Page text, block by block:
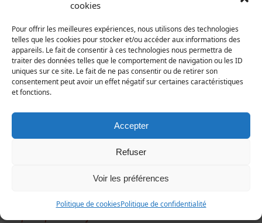
cookies
Pour offrir les meilleures expériences, nous utilisons des technologies
telles que les cookies pour stocker et/ou accéder aux informations des
appareils. Le fait de consentir à ces technologies nous permettra de
traiter des données telles que le comportement de navigation ou les ID
uniques sur ce site. Le fait de ne pas consentir ou de retirer son
consentement peut avoir un effet négatif sur certaines caractéristiques
et fonctions.
Accepter
Refuser
Voir les préférences
Politique de cookiesPolitique de confidentialité
Sélectionner une ou plusieurs listes :
Abonnés à la newsletter
Abonnés à l'écho de Manche-Nature
J’accepte que mes données soient traitées conformément à